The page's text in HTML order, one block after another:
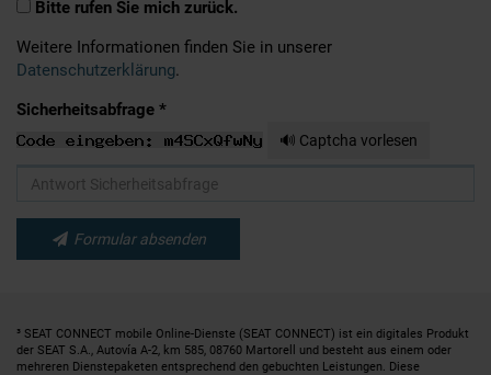
Bitte rufen Sie mich zurück.
Weitere Informationen finden Sie in unserer
Datenschutzerklärung.
Sicherheitsabfrage *
🔊 Captcha vorlesen
Formular absenden
³ SEAT CONNECT mobile Online-Dienste (SEAT CONNECT) ist ein digitales Produkt
der SEAT S.A., Autovía A-2, km 585, 08760 Martorell und besteht aus einem oder
mehreren Dienstepaketen entsprechend den gebuchten Leistungen. Diese